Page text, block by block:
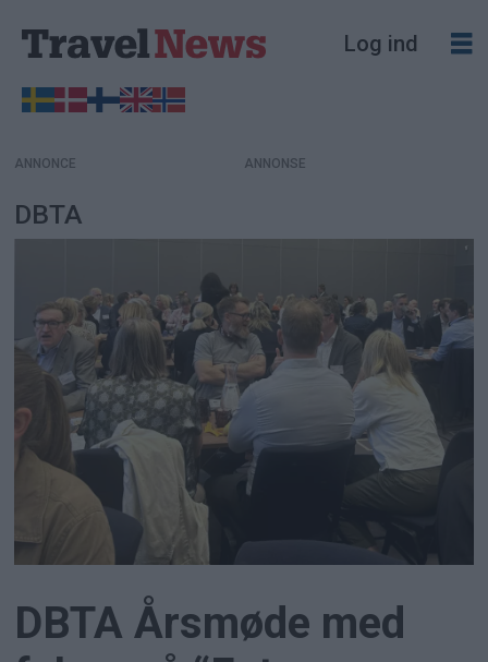
Log ind
ANNONCE
DBTA
DBTA Årsmøde med